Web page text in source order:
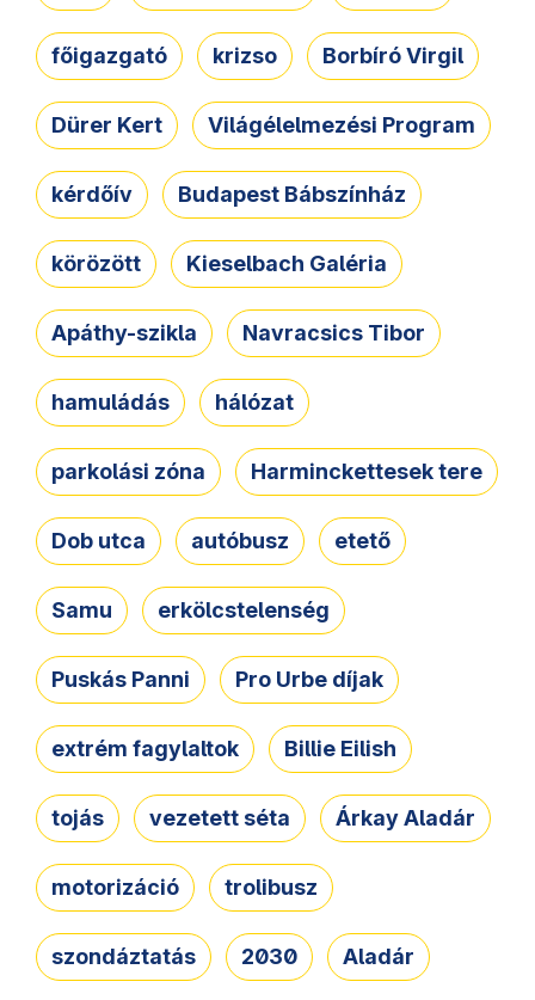
főigazgató krizso Borbíró Virgil
Dürer Kert Világélelmezési Program
kérdőív Budapest Bábszínház
körözött Kieselbach Galéria
Apáthy-szikla Navracsics Tibor
hamuládás hálózat
parkolási zóna Harminckettesek tere
Dob utca autóbusz etető
Samu erkölcstelenség
Puskás Panni Pro Urbe díjak
extrém fagylaltok Billie Eilish
tojás vezetett séta Árkay Aladár
motorizáció trolibusz
szondáztatás 2030 Aladár